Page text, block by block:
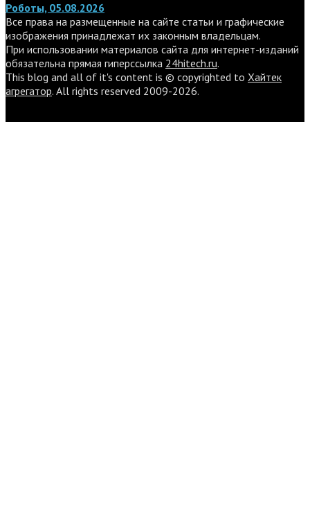
Роботы, 05.08.2026
Все права на размещенные на сайте статьи и графические
изображения принадлежат их законным владельцам.
При использовании материалов сайта для интернет-изданий
обязательна прямая гиперссылка 24hitech.ru.
This blog and all of it's content is © copyrighted to Хайтек
агрегатор. All rights reserved 2009-2026.